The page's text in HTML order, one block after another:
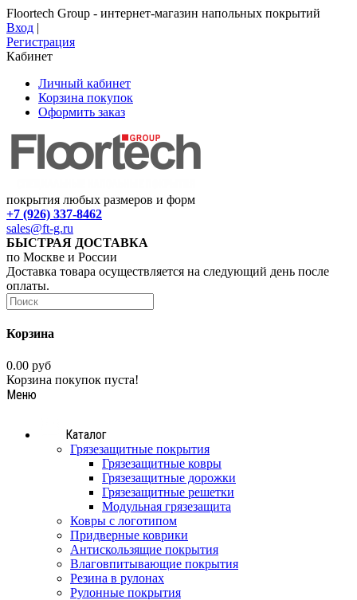
Floortech Group - интернет-магазин напольных покрытий
Вход |
Регистрация
Кабинет
Личный кабинет
Корзина покупок
Оформить заказ
покрытия любых размеров и форм
+7 (926) 337-8462
sales@ft-g.ru
БЫСТРАЯ ДОСТАВКА
по Москве и России
Доставка товара осуществляется на следующий день после
оплаты.
Корзина
0.00 руб
Корзина покупок пуста!
Меню
Каталог
Грязезащитные покрытия
Грязезащитные ковры
Грязезащитные дорожки
Грязезащитные решетки
Модульная грязезащита
Ковры с логотипом
Придверные коврики
Антискользящие покрытия
Влаговпитывающие покрытия
Резина в рулонах
Рулонные покрытия